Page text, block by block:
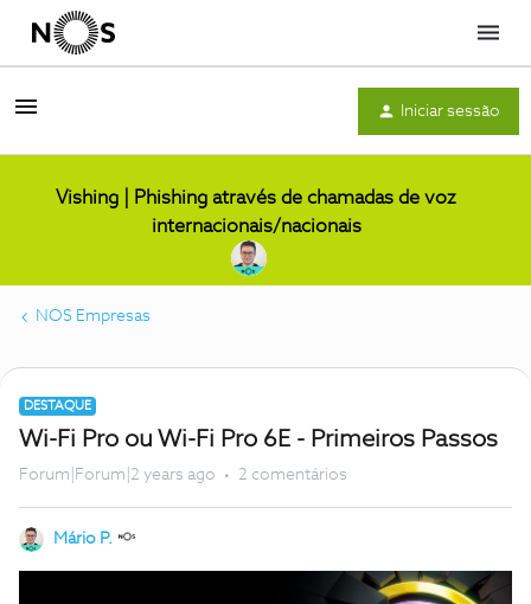
Menu
Iniciar sessão
Vishing | Phishing através de chamadas de voz
internacionais/nacionais
NOS Empresas
DESTAQUE
Wi-Fi Pro ou Wi-Fi Pro 6E - Primeiros Passos
Forum|Forum|2 years ago 2 comentários
Mário P.